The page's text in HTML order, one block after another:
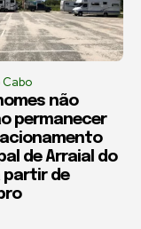
não
permanecer
de Arraial do
partir de